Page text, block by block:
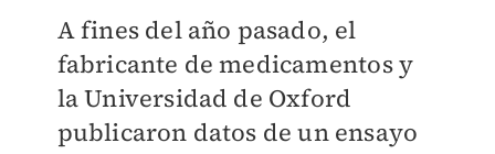
A fines del año pasado, el
fabricante de medicamentos y
la Universidad de Oxford
publicaron datos de un ensayo